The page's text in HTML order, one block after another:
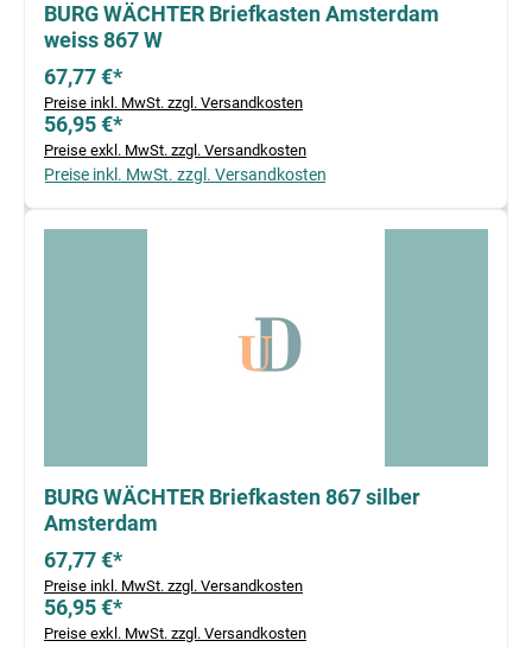
BURG WÄCHTER Briefkasten Amsterdam
weiss 867 W
67,77 €*
Preise inkl. MwSt. zzgl. Versandkosten
56,95 €*
Preise exkl. MwSt. zzgl. Versandkosten
Preise inkl. MwSt. zzgl. Versandkosten
BURG WÄCHTER Briefkasten 867 silber
Amsterdam
67,77 €*
Preise inkl. MwSt. zzgl. Versandkosten
56,95 €*
Preise exkl. MwSt. zzgl. Versandkosten